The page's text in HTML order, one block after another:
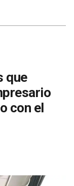
que
con el